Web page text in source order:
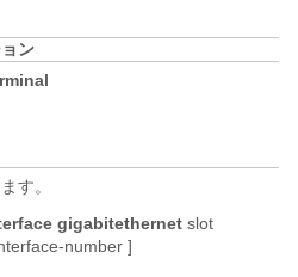
ン
す。
gigabitethernet slot
number ]